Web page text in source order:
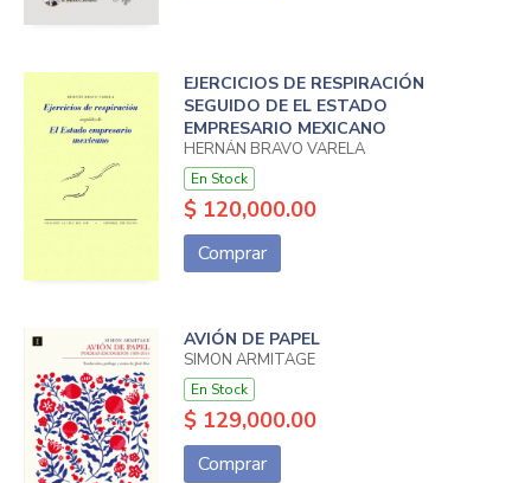
EJERCICIOS DE RESPIRACIÓN
SEGUIDO DE EL ESTADO
EMPRESARIO MEXICANO
HERNÁN BRAVO VARELA
En Stock
$ 120,000.00
Comprar
AVIÓN DE PAPEL
SIMON ARMITAGE
En Stock
$ 129,000.00
Comprar